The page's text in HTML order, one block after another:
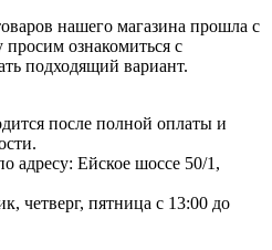
нашего магазина прошла с
ознакомиться с
подходящий вариант.
после полной оплаты и
адресу: Ейское шоссе 50/1,
четверг, пятница с 13:00 до